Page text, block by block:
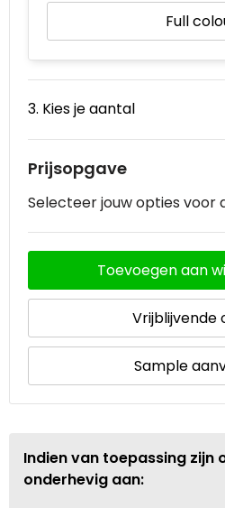
Full
3. Kies je aantal
Prijsopgave
Selecteer jouw opties voor
Toevoegen aan
Vrijblijvende
Sample
Indien van toepassing zijn
onderhevig aan: